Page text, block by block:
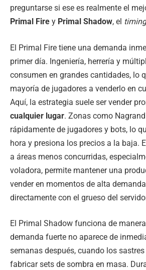
preguntarse si ese es realmente el
Primal Fire y Primal Shadow, el timing
El Primal Fire tiene una demanda
primer día. Ingeniería, herrería y
consumen en grandes cantidades, lo
mayoría de jugadores a venderlo en
Aquí, la estrategia suele ser vender
cualquier lugar. Zonas como
rápidamente de jugadores y bots, lo
hora y presiona los precios a la baja.
a áreas menos concurridas,
voladora, permite mantener una
vender en momentos de alta
directamente con el grueso del
El Primal Shadow funciona de
demanda fuerte no aparece de
semanas después, cuando los
fabricar sets de sombra en masa.